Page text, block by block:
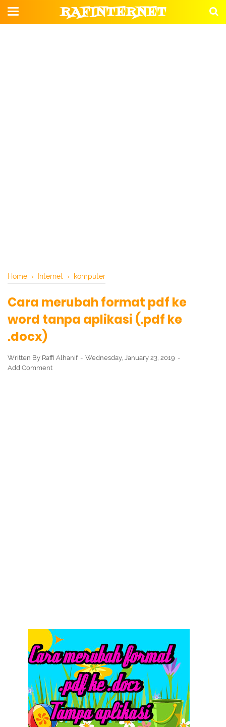
RAFINTERNET
Home › Internet › komputer
Cara merubah format pdf ke
word tanpa aplikasi (.pdf ke
.docx)
Written By Raffi Alhanif
Wednesday, January 23, 2019
Add Comment